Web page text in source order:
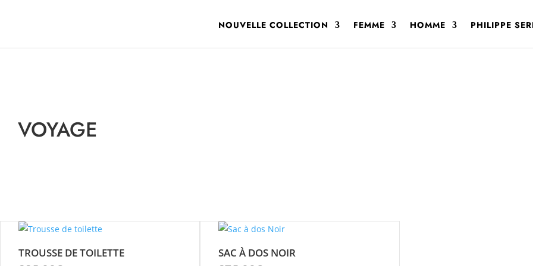
NOUVELLE COLLECTION FEMME HOMME PHILIPPE
VOYAGE
TROUSSE DE TOILETTE SAC À DOS NOIR